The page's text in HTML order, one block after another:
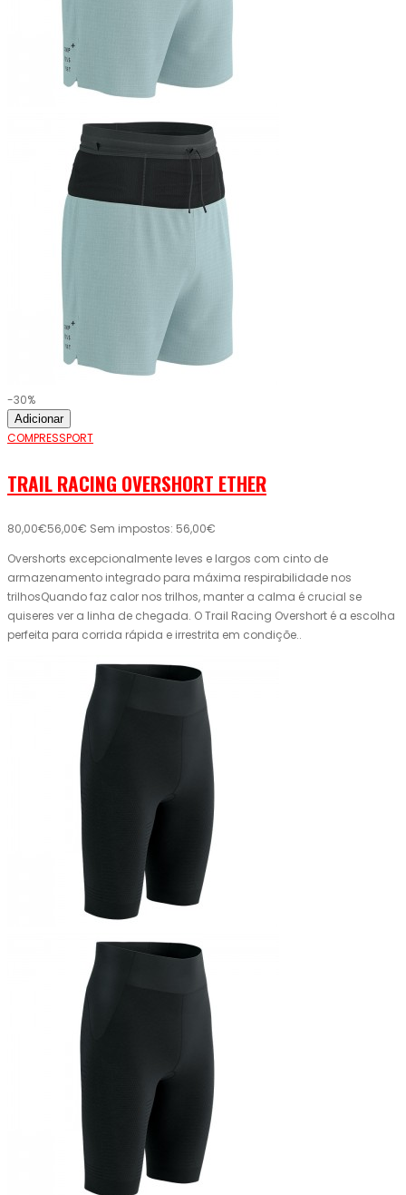
-30%
Adicionar
COMPRESSPORT
TRAIL RACING OVERSHORT ETHER
80,00€56,00€ Sem impostos: 56,00€
Overshorts excepcionalmente leves e largos com cinto de
armazenamento integrado para máxima respirabilidade nos
trilhosQuando faz calor nos trilhos, manter a calma é crucial se
quiseres ver a linha de chegada. O Trail Racing Overshort é a escolha
perfeita para corrida rápida e irrestrita em condiçõe..